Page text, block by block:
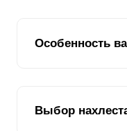
Особенность
Вариант
линейке
Выбор